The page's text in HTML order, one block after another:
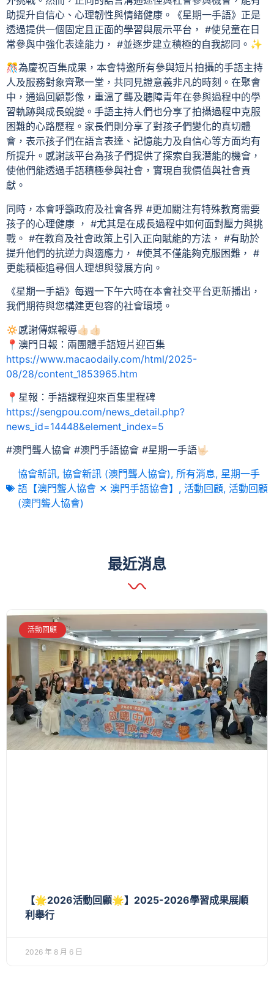
助提升自信心、心理韌性與情緒健康。《星期一手語》正是
透過提供一個固定且正面的學習與展示平台， #使兒童在日
常參與中強化表達能力， #並逐步建立積極的自我認同。✨
🎊為慶祝百集成果，本會特邀所有參與短片拍攝的手語主持
人及服務對象齊聚一堂，共同見證意義非凡的時刻。在聚會
中，通過回顧影像，重溫了聾及聽障青年在參與過程中的學
習軌跡與成長蛻變。手語主持人們也分享了拍攝過程中克服
困難的心路歷程。家長們則分享了對孩子們變化的真切體
會，表示孩子們在語言表達、記憶能力及自信心等方面均有
所提升。感謝該平台為孩子們提供了探索自我潛能的機會，
使他們能透過手語積極參與社會，實現自我價值與社會貢
獻。
同時，本會呼籲政府及社會各界 #更加關注有特殊教育需要
孩子的心理健康 ， #尤其是在成長過程中如何面對壓力與挑
戰。 #在教育及社會政策上引入正向賦能的方法， #有助於
提升他們的抗逆力與適應力， #使其不僅能夠克服困難， #
更能積極追尋個人理想與發展方向。
《星期一手語》每週一下午六時在本會社交平台更新播出，
我們期待與您構建更包容的社會環境。
🔅感謝傳媒報導👍🏻👍🏻
📍澳門日報：兩團體手語短片迎百集
https://www.macaodaily.com/html/2025-
08/28/content_1853965.htm
📍星報：手語課程迎來百集里程碑
https://sengpou.com/news_detail.php?
news_id=14448&element_index=5
#澳門聾人協會 #澳門手語協會 #星期一手語🤟🏻
協會新訊, 協會新訊 (澳門聾人協會), 所有消息, 星期一手
語【澳門聾人協會 ✕ 澳門手語協會】 , 活動回顧, 活動回顧
(澳門聾人協會)
最近消息
活動回顧
【🌟2026活動回顧🌟】2025-2026學習成果展順
利舉行
2026 年 8 月 6 日